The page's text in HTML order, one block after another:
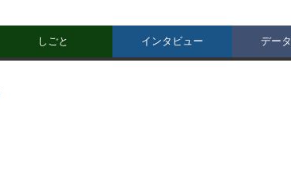
しごと インタビュー デー